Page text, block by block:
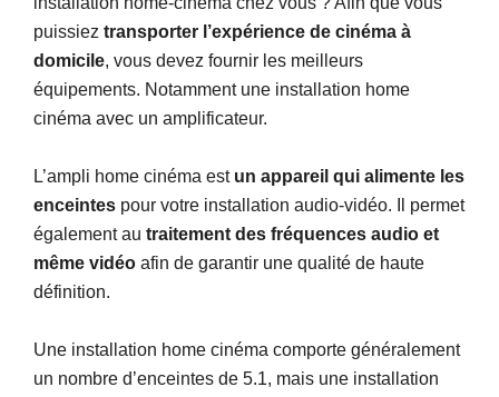
puissiez transporter l’expérience de cinéma à
domicile, vous devez fournir les meilleurs
équipements. Notamment une installation home
cinéma avec un amplificateur.
L’ampli home cinéma est un appareil qui alimente les
enceintes pour votre installation audio-vidéo. Il permet
également au traitement des fréquences audio et
même vidéo afin de garantir une qualité de haute
définition.
Une installation home cinéma comporte généralement
un nombre d’enceintes de 5.1, mais une installation